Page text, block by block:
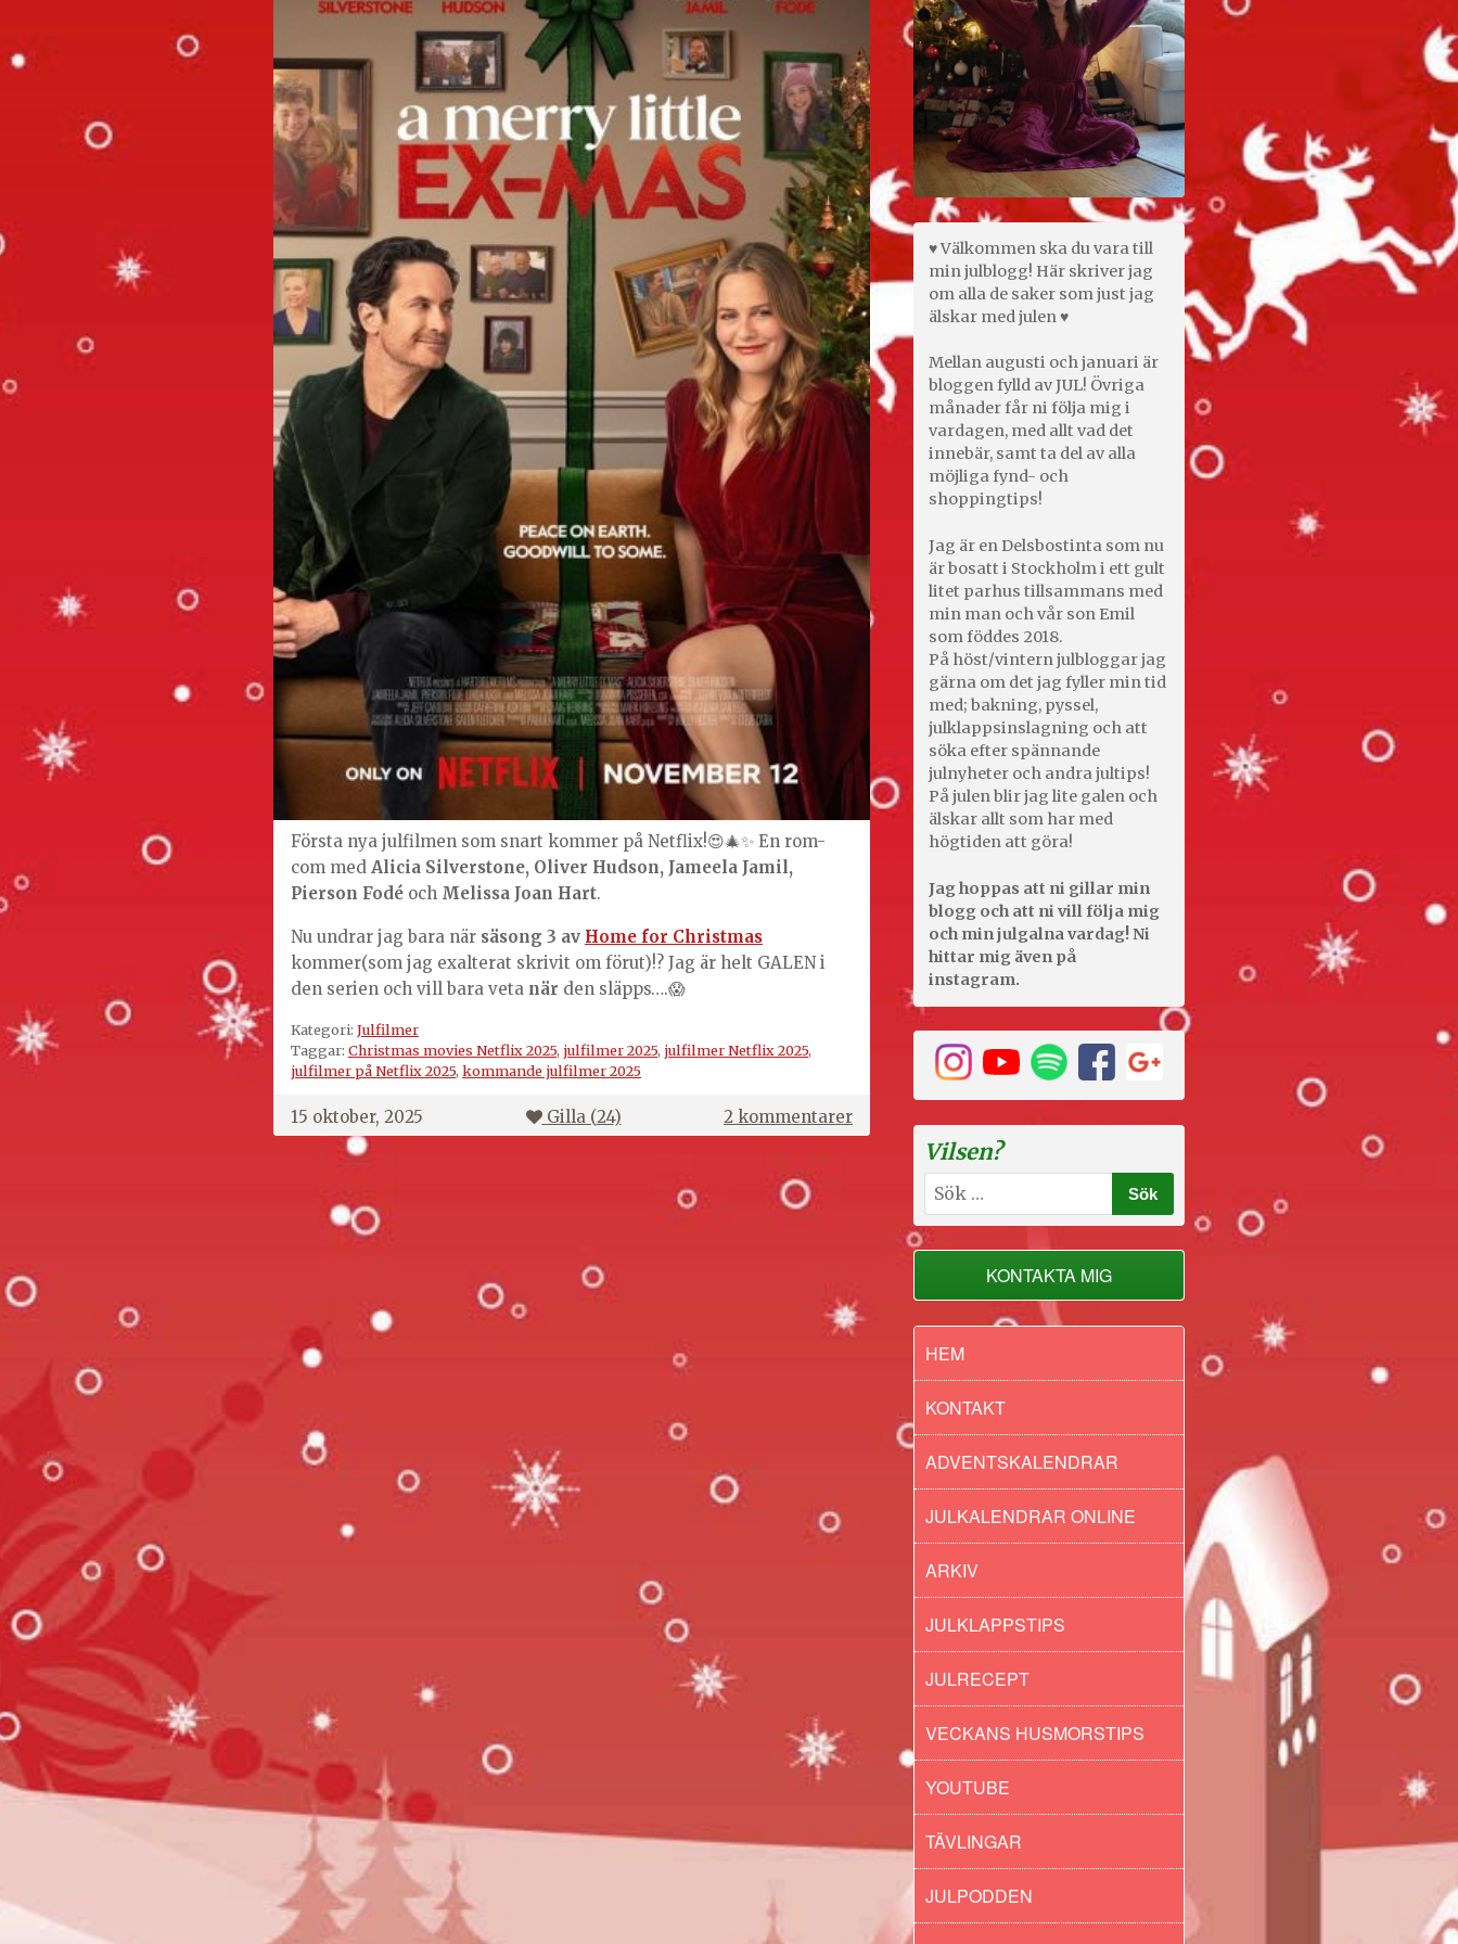
Första nya julfilmen som snart kommer på Netflix!😍🎄✨ En rom-
com med Alicia Silverstone, Oliver Hudson, Jameela Jamil,
Pierson Fodé och Melissa Joan Hart.
Nu undrar jag bara när säsong 3 av Home for Christmas
kommer(som jag exalterat skrivit om förut)!? Jag är helt GALEN i
den serien och vill bara veta när den släpps….😱
Kategori: Julfilmer
Taggar: Christmas movies Netflix 2025, julfilmer 2025, julfilmer Netflix 2025,
julfilmer på Netflix 2025, kommande julfilmer 2025
15 oktober, 2025 Gilla (24) 2 kommentarertill
A
♥ Välkommen ska du vara till
min julblogg! Här skriver jag
om alla de saker som just jag
älskar med julen ♥
Mellan augusti och januari är
bloggen fylld av JUL! Övriga
månader får ni följa mig i
vardagen, med allt vad det
innebär, samt ta del av alla
möjliga fynd- och
shoppingtips!
Jag är en Delsbostinta som nu
är bosatt i Stockholm i ett gult
litet parhus tillsammans med
min man och vår son Emil
som föddes 2018.
På höst/vintern julbloggar jag
gärna om det jag fyller min tid
med; bakning, pyssel,
julklappsinslagning och att
söka efter spännande
julnyheter och andra jultips!
På julen blir jag lite galen och
älskar allt som har med
högtiden att göra!
Jag hoppas att ni gillar min
blogg och att ni vill följa mig
och min julgalna vardag! Ni
hittar mig även på
instagram.
Vilsen?
Sök
efter:
KONTAKTA MIG
HEM
KONTAKT
ADVENTSKALENDRAR
JULKALENDRAR ONLINE
ARKIV
JULKLAPPSTIPS
JULRECEPT
VECKANS HUSMORSTIPS
YOUTUBE
TÄVLINGAR
JULPODDEN